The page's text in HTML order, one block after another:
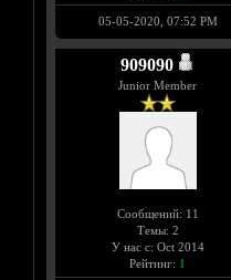
05-05-2020, 07:52 PM
909090
Junior Member
Сообщений: 11
Темы: 2
У нас с: Oct 2014
Рейтинг: 1